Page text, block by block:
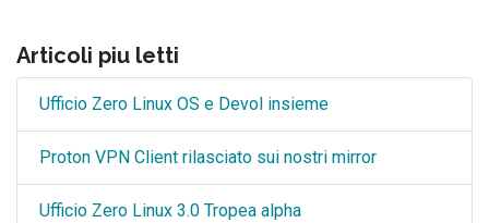
Articoli piu letti
Ufficio Zero Linux OS e Devol insieme
Proton VPN Client rilasciato sui nostri mirror
Ufficio Zero Linux 3.0 Tropea alpha